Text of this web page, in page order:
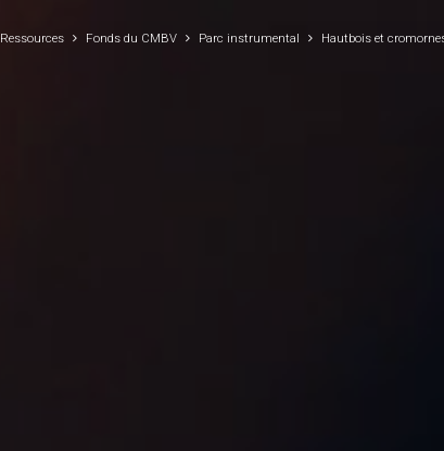
Ressources Fonds du CMBV Parc instrumental Hautbois et